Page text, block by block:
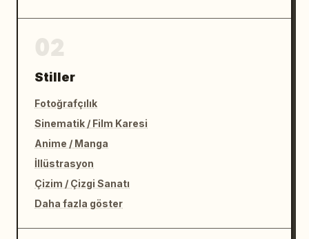
Stiller
Fotoğrafçılık
Sinematik / Film Karesi
Anime / Manga
İllüstrasyon
Çizim / Çizgi Sanatı
Daha fazla göster